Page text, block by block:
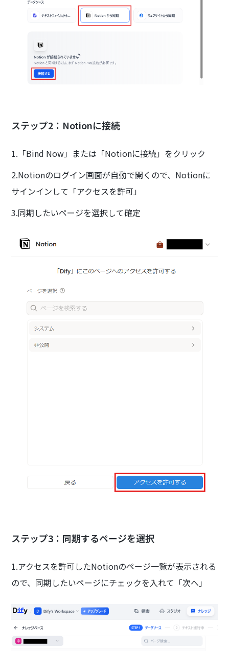
ステップ2：Notionに接続
1.「Bind Now」または「Notionに接続」をクリック
2.Notionのログイン画面が自動で開くので、Notionに
サインインして「アクセスを許可」
3.同期したいページを選択して確定
ステップ3：同期するページを選択
1.アクセスを許可したNotionのページ一覧が表示される
ので、同期したいページにチェックを入れて「次へ」